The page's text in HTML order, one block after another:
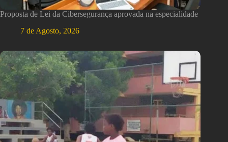
Proposta de Lei da Cibersegurança aprovada na especialidade
7 de Agosto, 2026